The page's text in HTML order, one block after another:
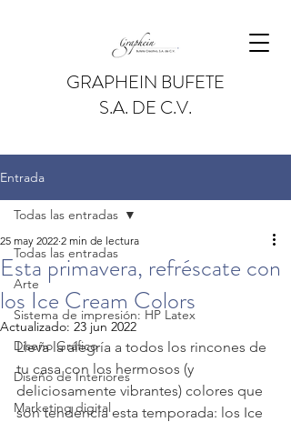
GRAPHEIN BUFETE
S.A. DE C.V.
Entrada
Todas las entradas
Arte
Sistema de impresión: HP Latex
Diseño Gráfico
Diseño de Interiores
Marketing digital
Todas las entradas
Esta primavera, refréscate con
los Ice Cream Colors
25 may 2022 2 min de lectura
Actualizado: 23 jun 2022
Lleva la alegría a todos los rincones de
tu casa con los hermosos (y
deliciosamente vibrantes) colores que
son tendencia esta temporada: los Ice